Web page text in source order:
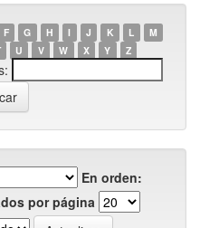
F G H I J K L
M
U V W X Y Z
En orden:
por página